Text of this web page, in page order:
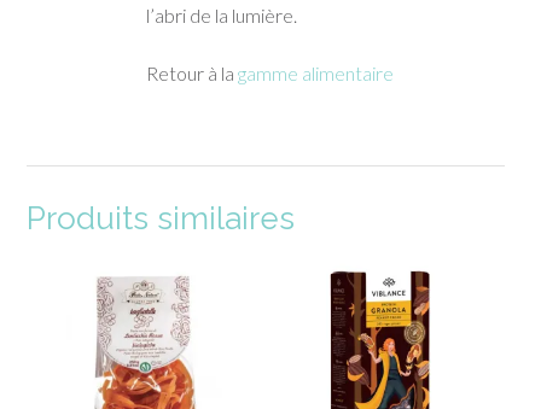
l’abri de la lumière.
Retour à la gamme alimentaire
Produits similaires